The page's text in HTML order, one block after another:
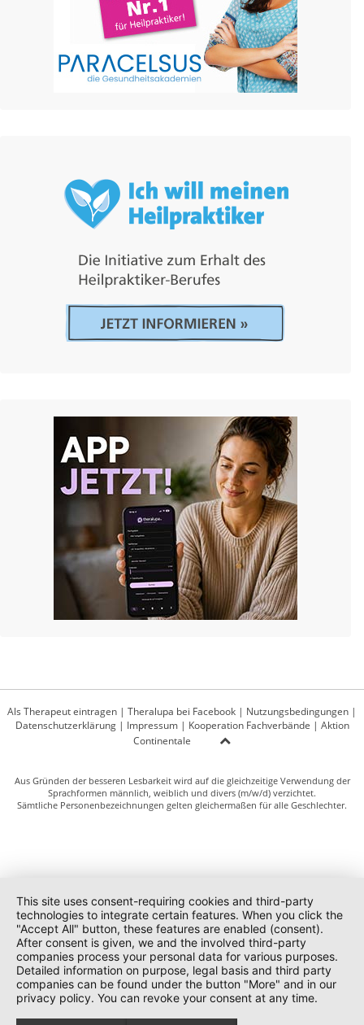
Als Therapeut eintragen | Theralupa bei Facebook | Nutzungsbedingungen |
Datenschutzerklärung| Impressum| Kooperation Fachverbände | Aktion
Continentale
Aus Gründen der besseren Lesbarkeit wird auf die gleichzeitige Verwendung der
Sprachformen männlich, weiblich und divers (m/w/d) verzichtet.
Sämtliche Personenbezeichnungen gelten gleichermaßen für alle Geschlechter.
This site uses consent-requiring cookies and third-party
technologies to integrate certain features. When you click the
"Accept All" button, these features are enabled (consent).
After consent is given, we and the involved third-party
companies process your personal data for various purposes.
Detailed information on purpose, legal basis and third party
companies can be found under the button "More" and in our
privacy policy. You can revoke your consent at any time.